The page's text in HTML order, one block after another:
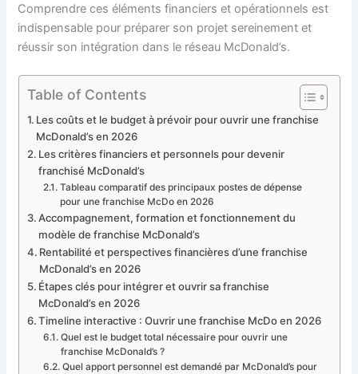
Comprendre ces éléments financiers et opérationnels est
indispensable pour préparer son projet sereinement et
réussir son intégration dans le réseau McDonald’s.
Table of Contents
Les coûts et le budget à prévoir pour ouvrir une franchise
McDonald’s en 2026
Les critères financiers et personnels pour devenir
franchisé McDonald’s
Tableau comparatif des principaux postes de dépense
pour une franchise McDo en 2026
Accompagnement, formation et fonctionnement du
modèle de franchise McDonald’s
Rentabilité et perspectives financières d’une franchise
McDonald’s en 2026
Étapes clés pour intégrer et ouvrir sa franchise
McDonald’s en 2026
Timeline interactive : Ouvrir une franchise McDo en 2026
Quel est le budget total nécessaire pour ouvrir une
franchise McDonald’s ?
Quel apport personnel est demandé par McDonald’s pour